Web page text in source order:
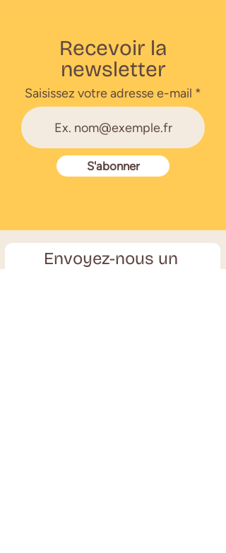
Recevoir la
newsletter
Saisissez votre adresse e-mail
S'abonner
Envoyez-nous un